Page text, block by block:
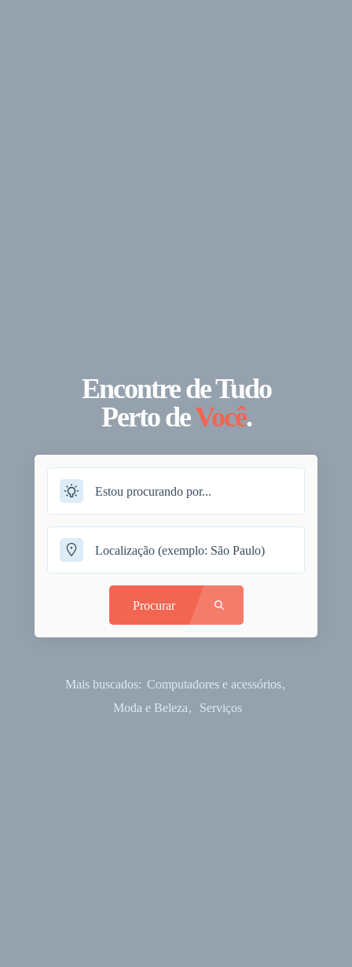
Encontre de Tudo
Perto deVocê.
Procurar
Mais buscados: Computadores e acessórios
Moda e Beleza
Serviços